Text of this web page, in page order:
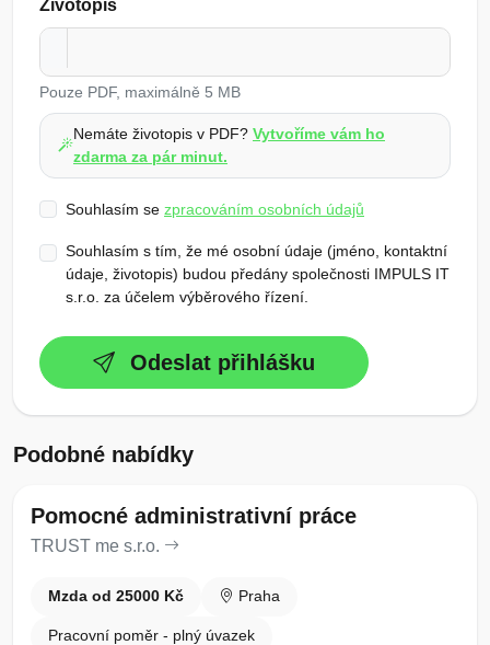
Životopis
Pouze PDF, maximálně 5 MB
Nemáte životopis v PDF? Vytvoříme vám ho
zdarma za pár minut.
Souhlasím se zpracováním osobních údajů
Souhlasím s tím, že mé osobní údaje (jméno, kontaktní
údaje, životopis) budou předány společnosti IMPULS IT
s.r.o. za účelem výběrového řízení.
Odeslat přihlášku
Podobné nabídky
Pomocné administrativní práce
TRUST me s.r.o.
Mzda od 25000 Kč Praha
Pracovní poměr - plný úvazek